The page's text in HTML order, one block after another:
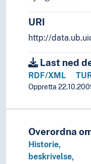
URI
http://
Last ned
RDF/XML
Oppretta
Overordna
Historie,
beskrivelse,